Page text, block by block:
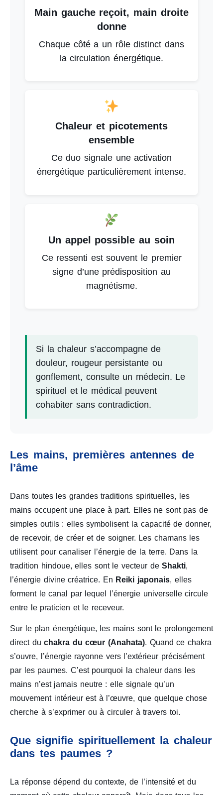
Main gauche reçoit, main droite
donne
Chaque côté a un rôle distinct dans
la circulation énergétique.
Chaleur et picotements
ensemble
Ce duo signale une activation
énergétique particulièrement intense.
Un appel possible au soin
Ce ressenti est souvent le premier
signe d’une prédisposition au
magnétisme.
Si la chaleur s’accompagne de
douleur, rougeur persistante ou
gonflement, consulte un médecin. Le
spirituel et le médical peuvent
cohabiter sans contradiction.
Les mains, premières antennes de
l’âme
Dans toutes les grandes traditions spirituelles, les
mains occupent une place à part. Elles ne sont pas de
simples outils : elles symbolisent la capacité de donner,
de recevoir, de créer et de soigner. Les chamans les
utilisent pour canaliser l’énergie de la terre. Dans la
tradition hindoue, elles sont le vecteur deShakti,
l’énergie divine créatrice. En Reiki japonais, elles
forment le canal par lequel l’énergie universelle circule
entre le praticien et le receveur.
Sur le plan énergétique, les mains sont le prolongement
direct duchakra du cœur (Anahata). Quand ce chakra
s’ouvre, l’énergie rayonne vers l’extérieur précisément
par les paumes. C’est pourquoi la chaleur dans les
mains n’est jamais neutre : elle signale qu’un
mouvement intérieur est à l’œuvre, que quelque chose
cherche à s’exprimer ou à circuler à travers toi.
Que signifie spirituellement la chaleur
dans tes paumes ?
La réponse dépend du contexte, de l’intensité et du